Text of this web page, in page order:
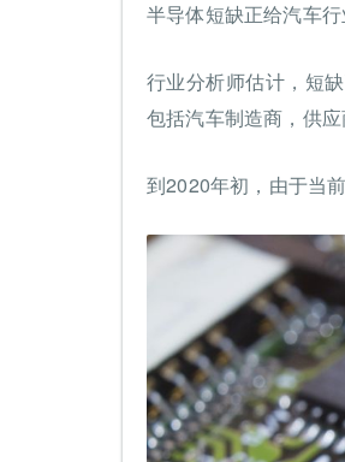
半导体短缺正给汽车
行业分析师估计，短
包括汽车制造商，供应
到2020年初，由于当